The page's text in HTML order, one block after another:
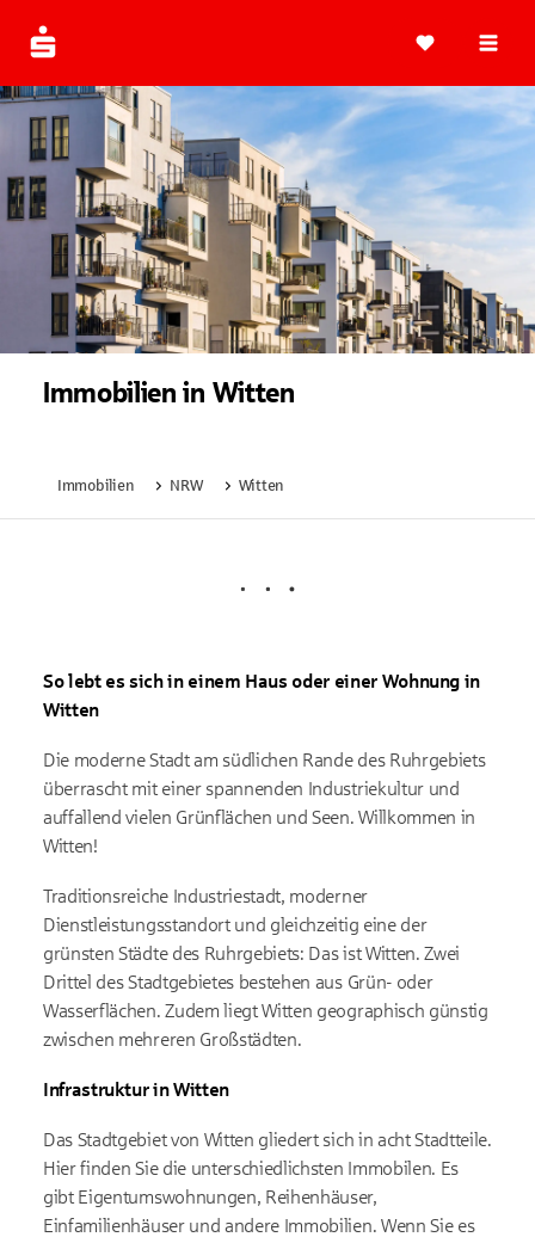
Immobilien in Witten
Immobilien NRW Witten
So lebt es sich in einem Haus oder einer Wohnung in
Witten
Die moderne Stadt am südlichen Rande des Ruhrgebiets
überrascht mit einer spannenden Industriekultur und
auffallend vielen Grünflächen und Seen. Willkommen in
Witten!
Traditionsreiche Industriestadt, moderner
Dienstleistungsstandort und gleichzeitig eine der
grünsten Städte des Ruhrgebiets: Das ist Witten. Zwei
Drittel des Stadtgebietes bestehen aus Grün- oder
Wasserflächen. Zudem liegt Witten geographisch günstig
zwischen mehreren Großstädten.
Infrastruktur in Witten
Das Stadtgebiet von Witten gliedert sich in acht Stadtteile.
Hier finden Sie die unterschiedlichsten Immobilen. Es
gibt Eigentumswohnungen, Reihenhäuser,
Einfamilienhäuser und andere Immobilien. Wenn Sie es